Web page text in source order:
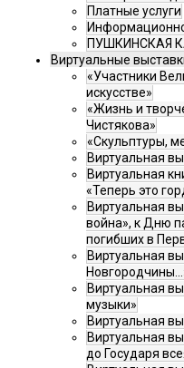
Платные услуги
ПУШКИНСКАЯ
Виртуальные
«Участники
искусстве»
«Жизнь и
Чистякова»
«Скульптуры,
Виртуальная
Виртуальная
«Теперь это
Виртуальная
война», к Дню
погибших в
Виртуальная
Виртуальная
музыки»
Виртуальная
Виртуальная
до Государя